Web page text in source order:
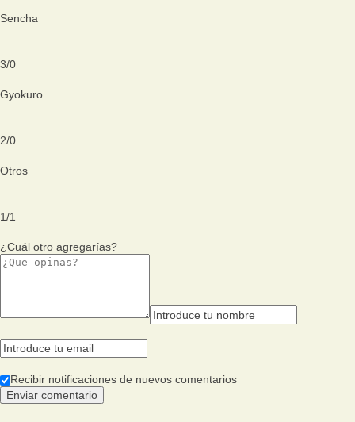
Sencha
3/0
Gyokuro
2/0
Otros
1/1
¿Cuál otro agregarías?
Recibir notificaciones de nuevos comentarios